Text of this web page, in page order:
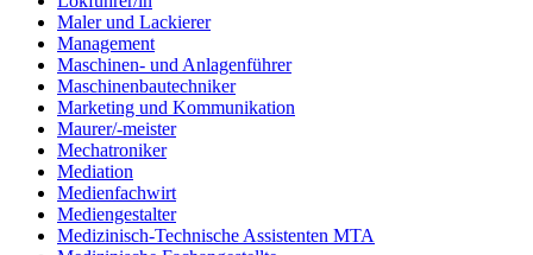
Maler und Lackierer
Management
Maschinen- und Anlagenführer
Maschinenbautechniker
Marketing und Kommunikation
Maurer/-meister
Mechatroniker
Mediation
Medienfachwirt
Mediengestalter
Medizinisch-Technische Assistenten MTA